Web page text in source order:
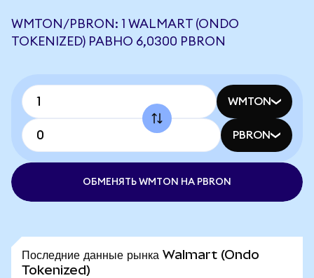
WMTON/PBRON: 1 WALMART (ONDO
TOKENIZED) РАВНО 6,0300 PBRON
WMTON
PBRON
ОБМЕНЯТЬ WMTON НА PBRON
Последние данные рынка Walmart (Ondo
Tokenized)